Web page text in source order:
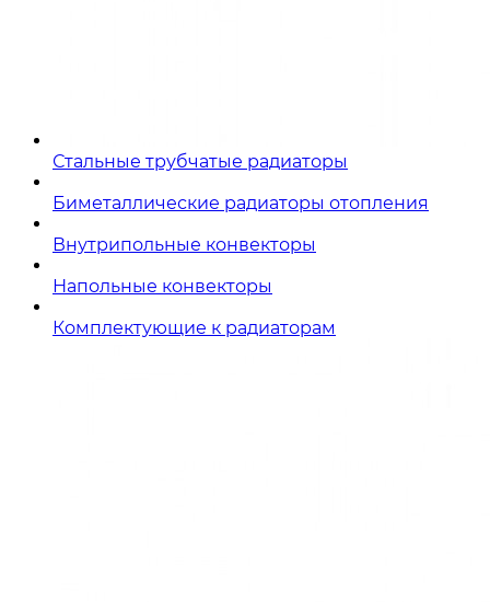
Стальные трубчатые радиаторы
Биметаллические радиаторы отопления
Внутрипольные конвекторы
Напольные конвекторы
Комплектующие к радиаторам